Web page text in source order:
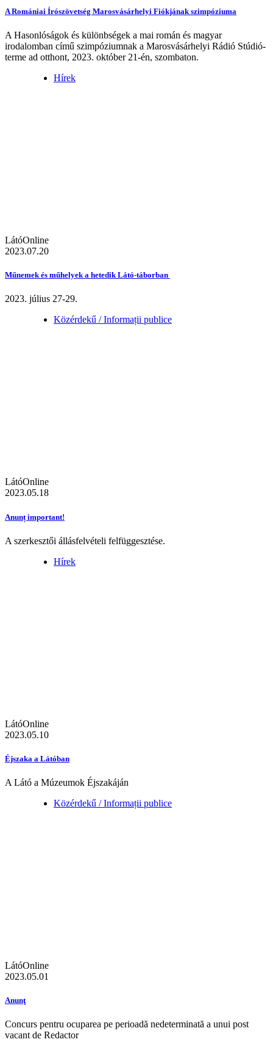
A Romániai Írószövetség Marosvásárhelyi Fiókjának szimpóziuma
A Hasonlóságok és különbségek a mai román és magyar
irodalomban című szimpóziumnak a Marosvásárhelyi Rádió Stúdió-
terme ad otthont, 2023. október 21-én, szombaton.
Hírek
LátóOnline
2023.07.20
Műnemek és műhelyek a hetedik Látó-táborban
2023. július 27-29.
Közérdekű / Informații publice
LátóOnline
2023.05.18
Anunț important!
A szerkesztői állásfelvételi felfüggesztése.
Hírek
LátóOnline
2023.05.10
Éjszaka a Látóban
A Látó a Múzeumok Éjszakáján
Közérdekű / Informații publice
LátóOnline
2023.05.01
Anunţ
Concurs pentru ocuparea pe perioadă nedeterminată a unui post
vacant de Redactor